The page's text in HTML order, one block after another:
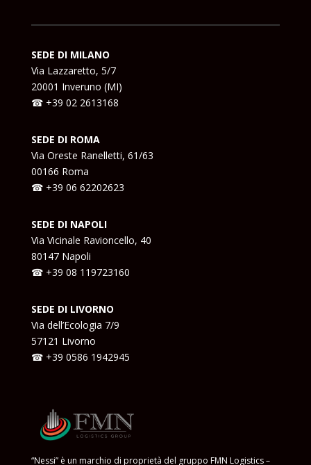
SEDE DI MILANO
Via Lazzaretto, 5/7
20001 Inveruno (MI)
☎ +39 02 2613168
SEDE DI ROMA
Via Oreste Ranelletti, 61/63
00166 Roma
☎ +39 06 62202623
SEDE DI NAPOLI
Via Vicinale Ravioncello, 40
80147 Napoli
☎ +39 08 119723160
SEDE DI LIVORNO
Via dell’Ecologia 7/9
57121 Livorno
☎ +39 0586 1942945
“Nessi” è un marchio di proprietà del gruppo FMN Logistics –